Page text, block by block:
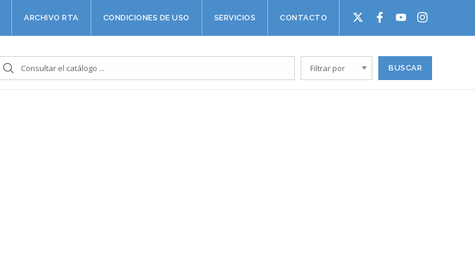
ARCHIVO RTA CONDICIONES DE USO SERVICIOS CONTACTO